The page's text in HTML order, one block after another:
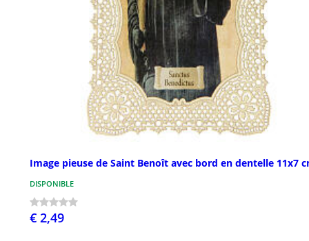
Image pieuse de Saint Benoît avec bord en dentelle 11x7
DISPONIBLE
€ 2,49